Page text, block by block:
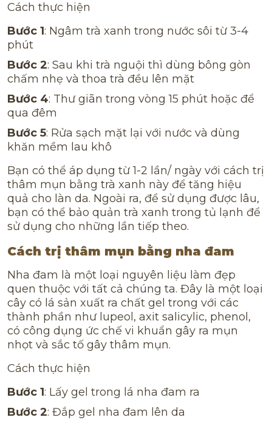
Cách thực hiện
Bước 1: Ngâm trà xanh trong nước sôi từ 3-4
phút
Bước 2: Sau khi trà nguội thì dùng bông gòn
chấm nhẹ và thoa trà đều lên mặt
Bước 4: Thư giãn trong vòng 15 phút hoặc để
qua đêm
Bước 5: Rửa sạch mặt lại với nước và dùng
khăn mềm lau khô
Bạn có thể áp dụng từ 1-2 lần/ ngày với cách trị
thâm mụn bằng trà xanh này để tăng hiệu
quả cho làn da. Ngoài ra, để sử dụng được lâu,
bạn có thể bảo quản trà xanh trong tủ lạnh để
sử dụng cho những lần tiếp theo.
Cách trị thâm mụn bằng nha đam
Nha đam là một loại nguyên liệu làm đẹp
quen thuộc với tất cả chúng ta. Đây là một loại
cây có lá sản xuất ra chất gel trong với các
thành phần như lupeol, axit salicylic, phenol,
có công dụng ức chế vi khuẩn gây ra mụn
nhọt và sắc tố gây thâm mụn.
Cách thực hiện
Bước 1: Lấy gel trong lá nha đam ra
Bước 2: Đắp gel nha đam lên da